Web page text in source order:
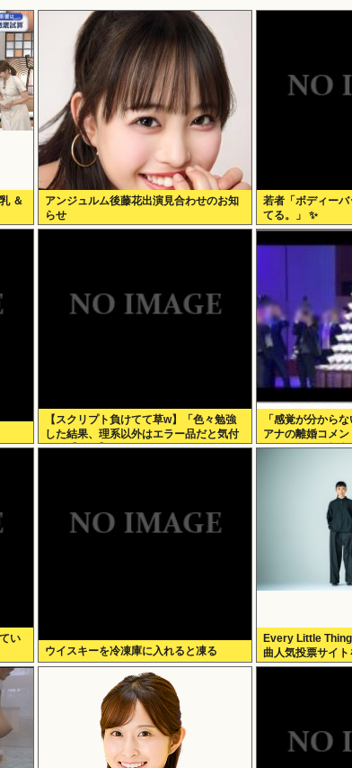
＆
アンジュルム後藤花出演見合わせのお知
らせ
若者「ボディー
てる。」 ✨
【スクリプト負けてて草w】「色々勉強
した結果、理系以外はエラー品だと気付
いた【ガチ】」について、もっと具体的
「感覚が分から
アナの離婚コメ
パンタワーの超
い
ウイスキーを冷凍庫に入れると凍る
Every Little
曲人気投票サイ
Face the Change